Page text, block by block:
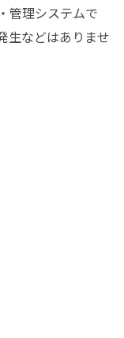
管理システムで
生などはありませ